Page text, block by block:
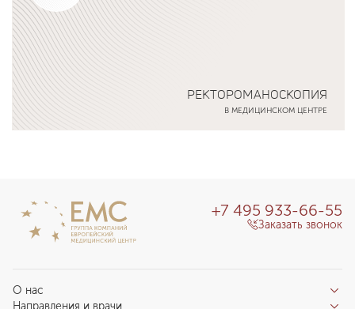
РЕКТОРОМАНОСКОПИЯ
В МЕДИЦИНСКОМ ЦЕНТРЕ
О нас
Направления и врачи
+7 495 933-66-55
Заказать звонок